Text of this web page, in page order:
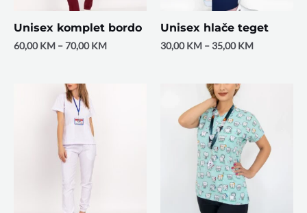
Unisex komplet bordo
60,00KM –70,00KM
Unisex hlače teget
30,00KM – 35,00KM